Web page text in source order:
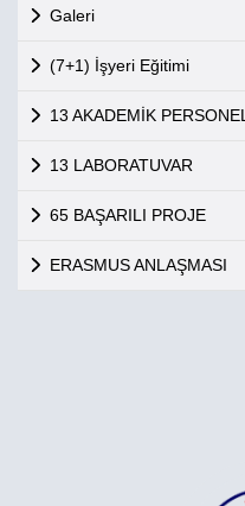
Galeri
(7+1) İşyeri Eğitimi
13 AKADEMİK PERSONEL
13 LABORATUVAR
65 BAŞARILI PROJE
ERASMUS ANLAŞMASI